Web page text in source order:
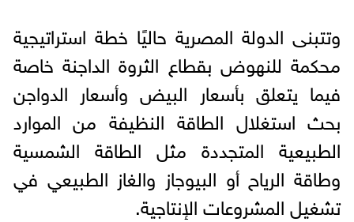
وتتبنى الدولة المصرية حاليًا خطة استراتيجية
محكمة للنهوض بقطاع الثروة الداجنة خاصة
فيما يتعلق بأسعار البيض وأسعار الدواجن
بحث استغلال الطاقة النظيفة من الموارد
الطبيعية المتجددة مثل الطاقة الشمسية
وطاقة الرياح أو البيوجاز والغاز الطبيعي في
تشغيل المشروعات الإنتاجية.